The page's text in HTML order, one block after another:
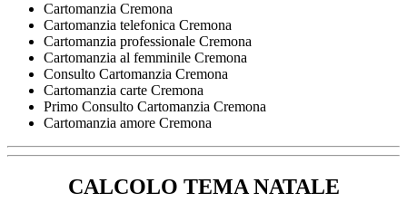
Cartomanzia Cremona
Cartomanzia telefonica Cremona
Cartomanzia professionale Cremona
Cartomanzia al femminile Cremona
Consulto Cartomanzia Cremona
Cartomanzia carte Cremona
Primo Consulto Cartomanzia Cremona
Cartomanzia amore Cremona
CALCOLO TEMA NATALE